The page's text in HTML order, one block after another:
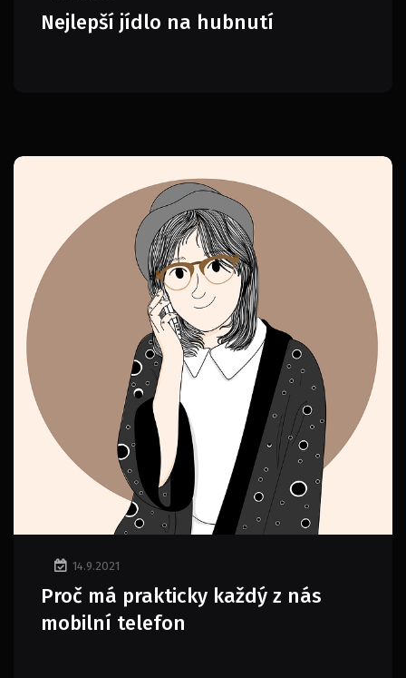
Nejlepší jídlo na hubnutí
14.9.2021
Proč má prakticky každý z nás
mobilní telefon